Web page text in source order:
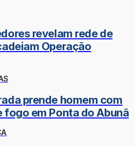
revelam rede de
Operação
prende homem com
fogo em Ponta do Abunã